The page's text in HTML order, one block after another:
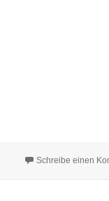
Schreibe einen